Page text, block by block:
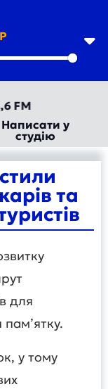
FM
Написати у
студію
та
для
пам’ятку.
у тому